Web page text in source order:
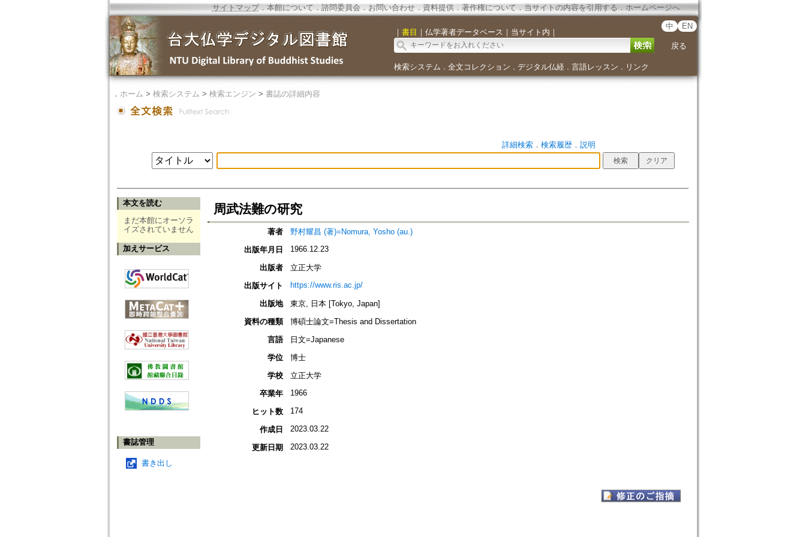
サイトマップ．本館について ． 諮問委員会． お問い合わせ． 資料提供． 著作権について．当サイトの内容を引用する ． ホームページへ
｜ 書目 ｜ 仏学著者データベース ｜ 当サイト内 ｜
中 EN
戻る
検索システム ． 全文コレクション ． デジタル仏経． 言語レッスン ． リンク
． ホーム > 検索システム > 検索エンジン > 書誌の詳細内容
詳細検索． 検索履歴． 説明
本文を読む
まだ本館にオーソラ
イズされていません
加えサービス
書誌管理
書き出し
周武法難の研究
著者
野村耀昌 (著)=Nomura, Yosho (au.)
出版年月日
1966.12.23
出版者
立正大学
出版サイト
https://www.ris.ac.jp/
出版地
東京, 日本 [Tokyo, Japan]
資料の種類
博碩士論文=Thesis and Dissertation
言語
日文=Japanese
学位
博士
学校
立正大学
卒業年
1966
ヒット数 174
作成日 2023.03.22
更新日期 2023.03.22